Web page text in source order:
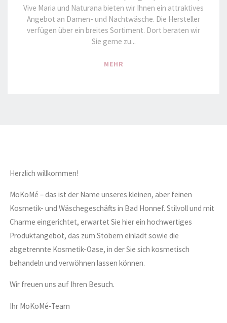
Vive Maria und Naturana bieten wir Ihnen ein attraktives
Angebot an Damen- und Nachtwäsche. Die Hersteller
verfügen über ein breites Sortiment. Dort beraten wir
Sie gerne zu...
MEHR
Herzlich willkommen!
MoKoMé – das ist der Name unseres kleinen, aber feinen
Kosmetik- und Wäschegeschäfts in Bad Honnef. Stilvoll und mit
Charme eingerichtet, erwartet Sie hier ein hochwertiges
Produktangebot, das zum Stöbern einlädt sowie die
abgetrennte Kosmetik-Oase, in der Sie sich kosmetisch
behandeln und verwöhnen lassen können.
Wir freuen uns auf Ihren Besuch.
Ihr MoKoMé-Team